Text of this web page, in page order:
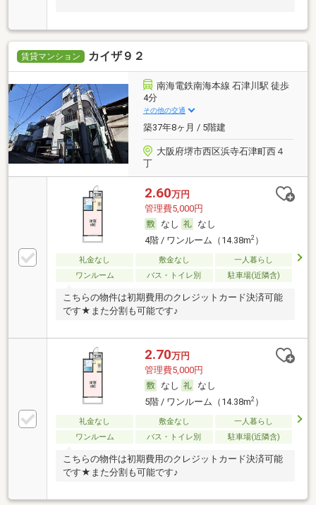
賃貸マンション カイザ９２
南海電鉄南海本線 石津川駅 徒歩
4分
その他の交通
築37年8ヶ月 / 5階建
大阪府堺市西区浜寺石津町西４
丁
2.60万円
管理費5,000円
なし
なし
4階 / ワンルーム（14.38m2）
礼金なし 敷金なし
一人暮らし
ワンルーム
バス・トイレ別 駐車場(近隣含)
こちらの物件は初期費用のクレジットカード決済可能
です★また分割も可能です♪
2.70万円
管理費5,000円
なし
なし
5階 / ワンルーム（14.38m2）
礼金なし 敷金なし
一人暮らし
ワンルーム
バス・トイレ別 駐車場(近隣含)
こちらの物件は初期費用のクレジットカード決済可能
です★また分割も可能です♪